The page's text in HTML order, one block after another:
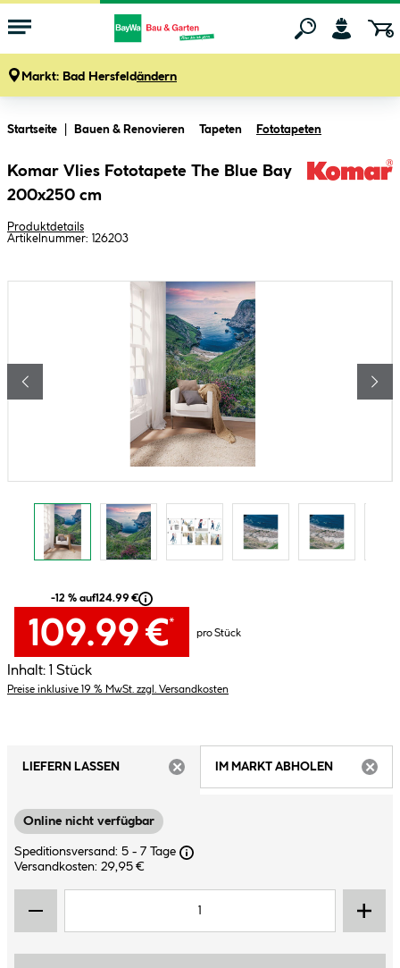
Markt: Bad Hersfeldändern
Startseite Bauen & Renovieren Tapeten Fototapeten
Komar Vlies Fototapete The Blue Bay
200x250 cm
Produktdetails
Artikelnummer: 126203
Bildergalerie überspringen
-12 % auf124.99 €
109.99 €*
pro Stück
Inhalt: 1 Stück
Preise inklusive 19 % MwSt. zzgl. Versandkosten
LIEFERN LASSEN
IM MARKT ABHOLEN
Online nicht verfügbar
Speditionsversand: 5 - 7 Tage
Versandkosten: 29,95 €